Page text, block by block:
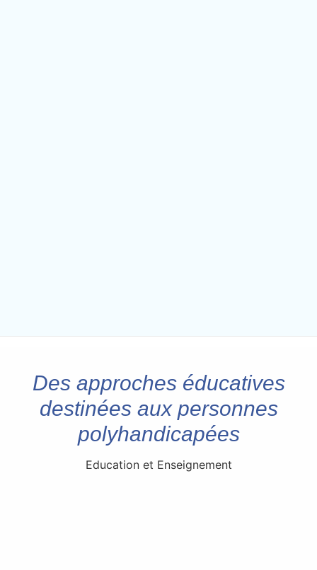
Des approches éducatives
destinées aux personnes
polyhandicapées
Education et Enseignement